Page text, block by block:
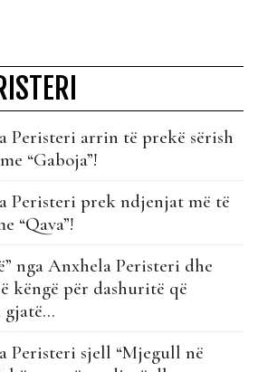
Peristeri arrin të prekë sërish
“Gaboja”!
Peristeri prek ndjenjat më të
“Qava”!
nga Anxhela Peristeri dhe
këngë për dashuritë që
gjatë…
Peristeri sjell “Mjegull në